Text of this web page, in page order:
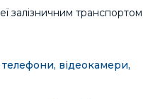
залізничним транспортом
відеокамери,